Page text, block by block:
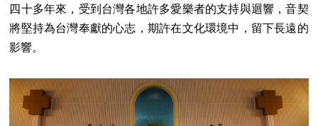
四十多年來，受到台灣各地許多愛樂者的支持與迴響，音契
將堅持為台灣奉獻的心志，期許在文化環境中，留下長遠的
影響。